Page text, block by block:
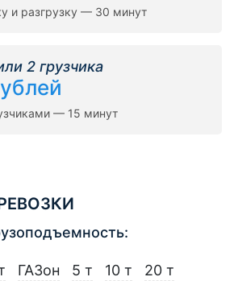
и разгрузку — 30 минут
2 грузчика
— 15 минут
ГАЗон 5 т 10 т
20 т